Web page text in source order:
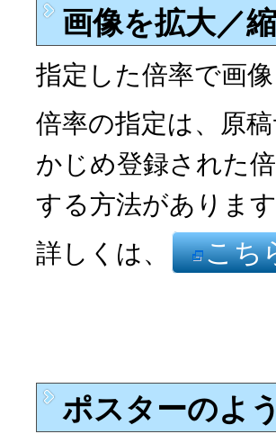
画像を拡大／
指定した倍率で画
倍率の指定は、原
かじめ登録された
する方法があります
詳しくは、
こち
ポスターのよ